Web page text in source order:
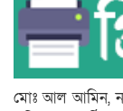
মোঃ আল আমিন,